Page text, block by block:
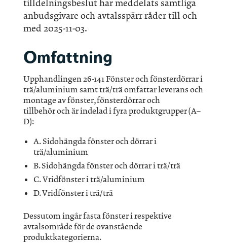
tilldelningsbeslut har meddelats samtliga
anbudsgivare och avtalsspärr råder till och
med 2025-11-03.
Omfattning
Upphandlingen 26-141 Fönster och fönsterdörrar i
trä/aluminium samt trä/trä omfattar leverans och
montage av fönster, fönsterdörrar och
tillbehör och är indelad i fyra produktgrupper (A–
D):
A. Sidohängda fönster och dörrar i
trä/aluminium
B. Sidohängda fönster och dörrar i trä/trä
C. Vridfönster i trä/aluminium
D. Vridfönster i trä/trä
Dessutom ingår fasta fönster i respektive
avtalsområde för de ovanstående
produktkategorierna.